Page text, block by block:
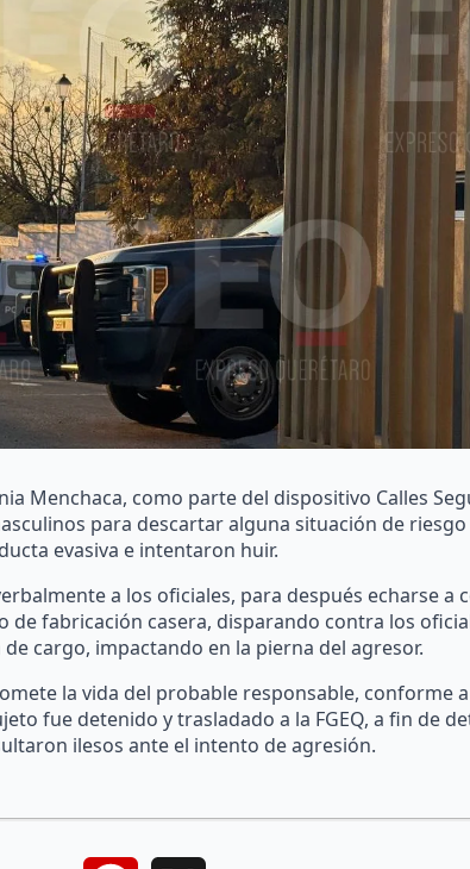
Menchaca, como parte del dispositivo Calles
para descartar alguna situación de
evasiva e intentaron huir.
a los oficiales, para después echarse a
de fabricación casera, disparando contra los
cargo, impactando en la pierna del agresor.
la vida del probable responsable, conforme
fue detenido y trasladado a la FGEQ, a fin de
ilesos ante el intento de agresión.